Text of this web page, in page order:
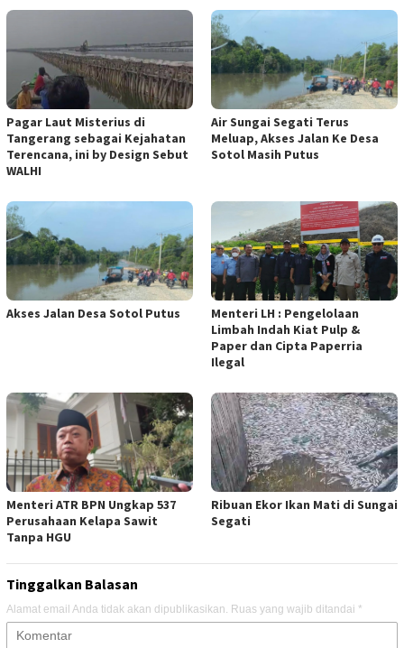
Pagar Laut Misterius di
Tangerang sebagai Kejahatan
Terencana, ini by Design Sebut
WALHI
Air Sungai Segati Terus
Meluap, Akses Jalan Ke Desa
Sotol Masih Putus
Akses Jalan Desa Sotol Putus
Menteri LH : Pengelolaan
Limbah Indah Kiat Pulp &
Paper dan Cipta Paperria
Ilegal
Menteri ATR BPN Ungkap 537
Perusahaan Kelapa Sawit
Tanpa HGU
Ribuan Ekor Ikan Mati di Sungai
Segati
Tinggalkan Balasan
Alamat email Anda tidak akan dipublikasikan. Ruas yang wajib ditandai *